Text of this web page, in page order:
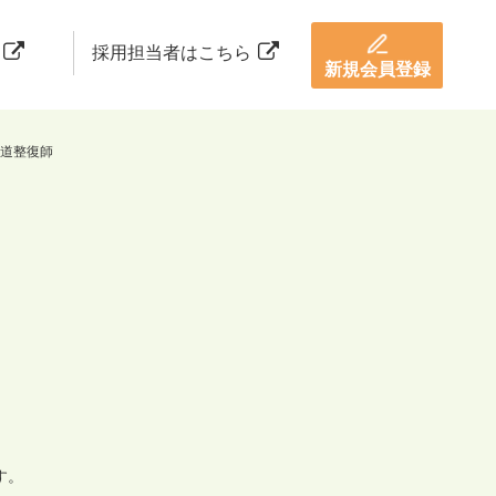
採用担当者はこちら
新規会員登録
整復師